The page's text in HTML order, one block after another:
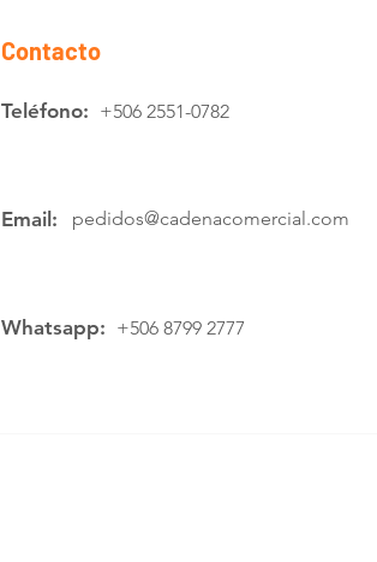
Contacto
Teléfono: +506 2551-0782
Email: pedidos@cadenacomercial.com
Whatsapp: +506 8799 2777